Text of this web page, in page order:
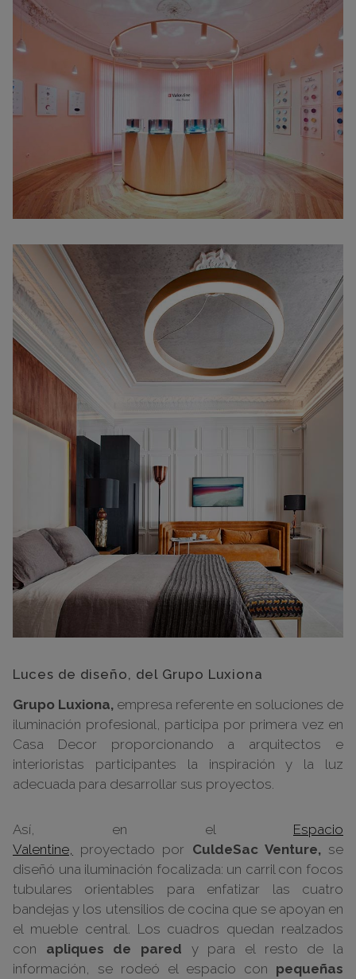
Luces de diseño, del Grupo Luxiona
Grupo Luxiona, empresa referente en soluciones de
iluminación profesional, participa por primera vez en
Casa Decor proporcionando a arquitectos e
interioristas participantes la inspiración y la luz
adecuada para desarrollar sus proyectos.
Así, en el Espacio
Valentine,
proyectado por CuldeSac Venture, se
diseñó una iluminación focalizada: un carril con focos
tubulares orientables para enfatizar las cuatro
bandejas y los utensilios de cocina que se apoyan en
el mueble central. Los cuadros quedan realzados
con apliques de pared y para el resto de la
información, se rodeó el espacio con pequeñas